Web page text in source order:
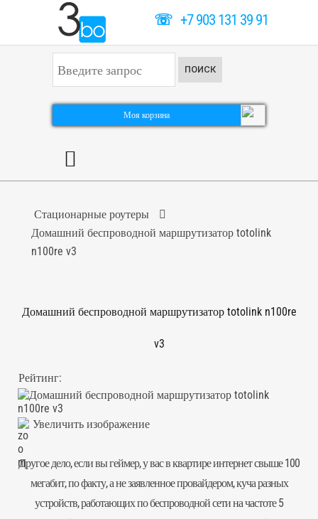
☏+7 903 131 39 91
к
а
ь
ПОИСК
Моя корзина
Стационарные роутеры
Домашний беспроводной маршрутизатор totolink
n100re v3
Домашний беспроводной маршрутизатор totolink n100re
v3
Рейтинг:
Увеличить изображение
Другое дело, если вы геймер, у вас в квартире интернет свыше 100
мегабит, по факту, а не заявленное провайдером, куча разных
устройств, работающих по беспроводной сети на частоте 5